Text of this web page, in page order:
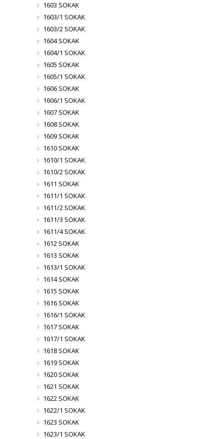
1603 SOKAK
1603/1 SOKAK
1603/2 SOKAK
1604 SOKAK
1604/1 SOKAK
1605 SOKAK
1605/1 SOKAK
1606 SOKAK
1606/1 SOKAK
1607 SOKAK
1608 SOKAK
1609 SOKAK
1610 SOKAK
1610/1 SOKAK
1610/2 SOKAK
1611 SOKAK
1611/1 SOKAK
1611/2 SOKAK
1611/3 SOKAK
1611/4 SOKAK
1612 SOKAK
1613 SOKAK
1613/1 SOKAK
1614 SOKAK
1615 SOKAK
1616 SOKAK
1616/1 SOKAK
1617 SOKAK
1617/1 SOKAK
1618 SOKAK
1619 SOKAK
1620 SOKAK
1621 SOKAK
1622 SOKAK
1622/1 SOKAK
1623 SOKAK
1623/1 SOKAK